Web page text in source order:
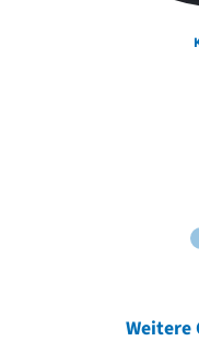
Weitere